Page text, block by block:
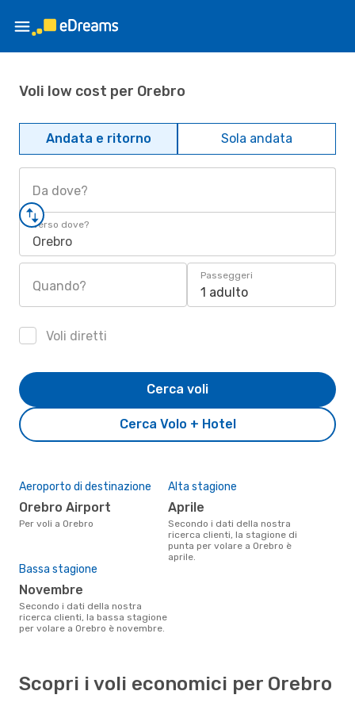
Voli low cost per Orebro
Andata e ritorno Sola andata
Da dove?
Verso dove?
Orebro
Quando?
Passeggeri
1 adulto
Voli diretti
Cerca Volo + Hotel
Cerca voli
Aeroporto di destinazione
Orebro Airport
Per voli a Orebro
Alta stagione
aprile
Secondo i dati della nostra
ricerca clienti, la stagione di
punta per volare a Orebro è
aprile.
Bassa stagione
novembre
Secondo i dati della nostra
ricerca clienti, la bassa stagione
per volare a Orebro è novembre.
Scopri i voli economici per Orebro